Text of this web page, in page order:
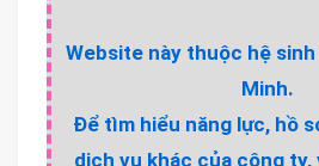
Website này thuộc hệ sinh
Minh.
Để tìm hiểu năng lực, hồ
dịch vụ khác của công ty,